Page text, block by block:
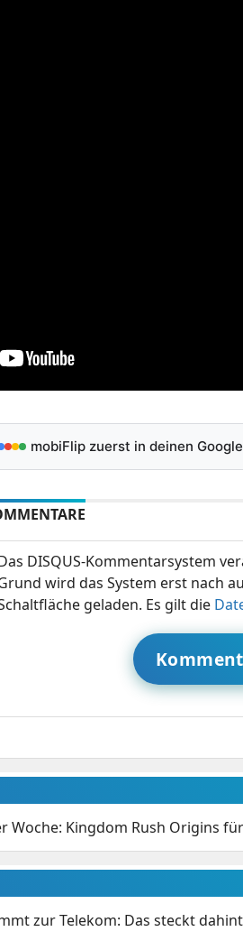
mobiFlip zuerst in deinen
DISQUS-Kommentarsystem
wird das System erst nach
geladen. Es gilt die
Woche: Kingdom Rush Origins
zur Telekom: Das steckt